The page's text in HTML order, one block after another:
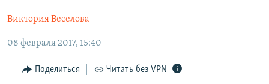
главной
навигации
Вернутся
поиску
11 ЛЕТ ОККУПАЦИИ КРЫМА. 11 ИСТОРИЙ СОПРОТИВЛЕНИЯ
ЕЩЕ
ИНТЕРАКТИВ
ИНФОГРАФИКА
РАДІО СВОБОДА
КАК ОБОЙТИ БЛОКИРОВКУ
Виктория Веселова
08 февраля 2017, 15:40
Поделиться Читать без VPN